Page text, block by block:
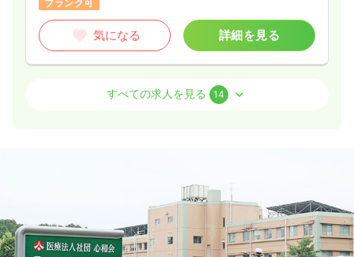
ブランク可
気になる 詳細を見る
オンコールあり 月給27万円以上可
気になる 詳細を見る
すべての求人を見る 14